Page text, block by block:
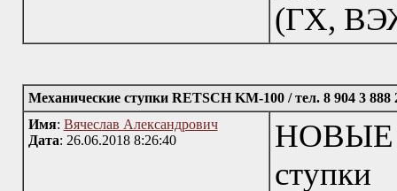
(ГХ,
Механические ступки RETSCH KM-100 / тел. 8 904 3 888
Имя: Вячеслав Александрович
Дата: 26.06.2018 8:26:40
НОВЫЕ